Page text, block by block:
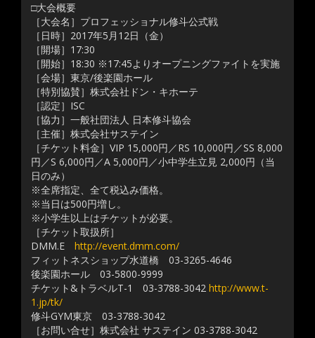
□大会概要
［大会名］プロフェッショナル修斗公式戦
［日時］2017年5月12日（金）
［開場］17:30
［開始］18:30 ※17:45よりオープニングファイトを実施
［会場］東京/後楽園ホール
［特別協賛］株式会社ドン・キホーテ
［認定］ISC
［協力］一般社団法人 日本修斗協会
［主催］株式会社サステイン
［チケット料金］VIP 15,000円／RS 10,000円／SS 8,000
円／S 6,000円／A 5,000円／小中学生立見 2,000円（当
日のみ）
※全席指定、全て税込み価格。
※当日は500円増し。
※小学生以上はチケットが必要。
［チケット取扱所］
DMM.E http://event.dmm.com/
フィットネスショップ水道橋 03-3265-4646
後楽園ホール 03-5800-9999
チケット&トラベルT-1 03-3788-3042 http://www.t-
1.jp/tk/
修斗GYM東京 03-3788-3042
［お問い合せ］株式会社 サステイン 03-3788-3042